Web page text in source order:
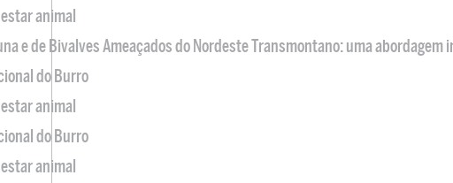
animal
e de Bivalves Ameaçados do Nordeste Transmontano: uma abordagem
do Burro
animal
do Burro
animal